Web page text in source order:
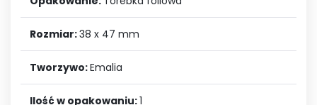
Rozmiar:38 x 47 mm
Tworzywo:Emalia
Ilość w opakowaniu:1